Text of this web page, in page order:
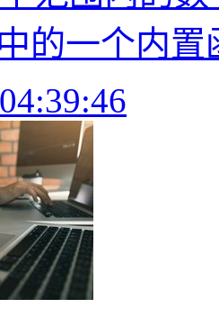
的一个内